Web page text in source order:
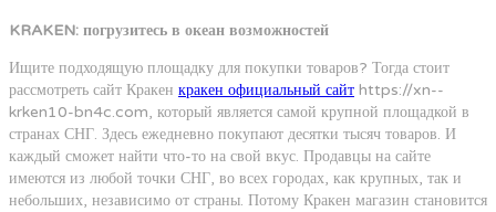
KRAKEN: погрузитесь в океан возможностей
Ищите подходящую площадку для покупки товаров? Тогда стоит
рассмотреть сайт Кракен кракен официальный сайт https://xn--
krken10-bn4c.com, который является самой крупной площадкой в
странах СНГ. Здесь ежедневно покупают десятки тысяч товаров. И
каждый сможет найти что-то на свой вкус. Продавцы на сайте
имеются из любой точки СНГ, во всех городах, как крупных, так и
небольших, независимо от страны. Потому Кракен магазин становится